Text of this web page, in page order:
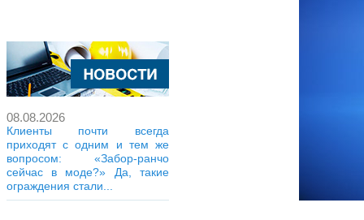
08.08.2026
Клиенты почти всегда
приходят с одним и тем же
вопросом: «Забор-ранчо
сейчас в моде?» Да, такие
ограждения стали...